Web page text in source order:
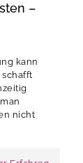
–
kann
nicht